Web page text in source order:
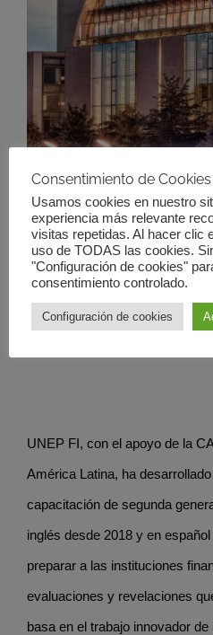
CURSO
20/10/2020|9:00
UNEP FI, con el apoyo de la
América Latina, ha
capacitación de segunda
inglés desde 2018 y en
preparar a las instituciones
evaluaciones y revelaciones
basa en el trabajo innovador
Consentimiento de Cookies
Usamos cookies en nuestro
experiencia más relevante
visitas repetidas. Al hacer clic
uso de TODAS las cookies.
"Configuración de cookies"
consentimiento controlado.
Configuración de cookies